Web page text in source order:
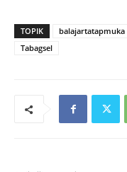
TOPIK balajartatapmuka
Tabagsel